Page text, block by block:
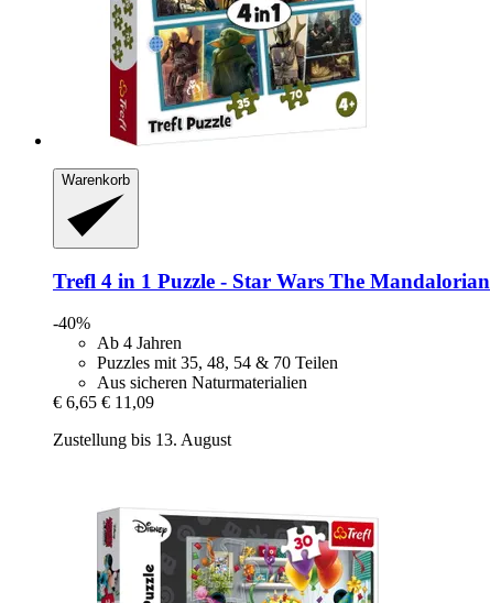
Warenkorb
Trefl 4 in 1 Puzzle -​ Star Wars The Mandalorian
-40%
Ab 4 Jahren
Puzzles mit 35, 48, 54 & 70 Teilen
Aus sicheren Naturmaterialien
€ 6,65 € 11,09
Zustellung bis 13. August